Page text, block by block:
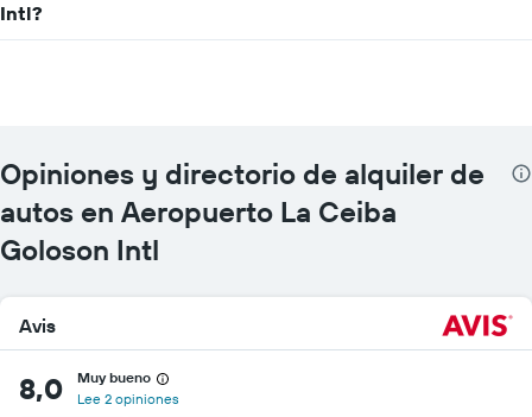
Intl?
Opiniones y directorio de alquiler de
autos en Aeropuerto La Ceiba
Goloson Intl
Avis
8,0
Muy bueno
Lee 2 opiniones